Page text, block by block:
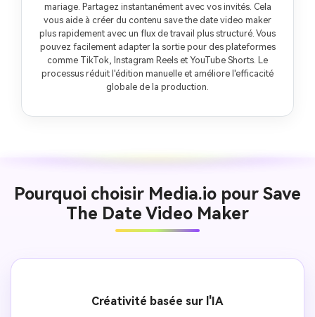
mariage. Partagez instantanément avec vos invités. Cela
vous aide à créer du contenu save the date video maker
plus rapidement avec un flux de travail plus structuré. Vous
pouvez facilement adapter la sortie pour des plateformes
comme TikTok, Instagram Reels et YouTube Shorts. Le
processus réduit l'édition manuelle et améliore l'efficacité
globale de la production.
Pourquoi choisir Media.io pour Save
The Date Video Maker
Créativité basée sur l'IA